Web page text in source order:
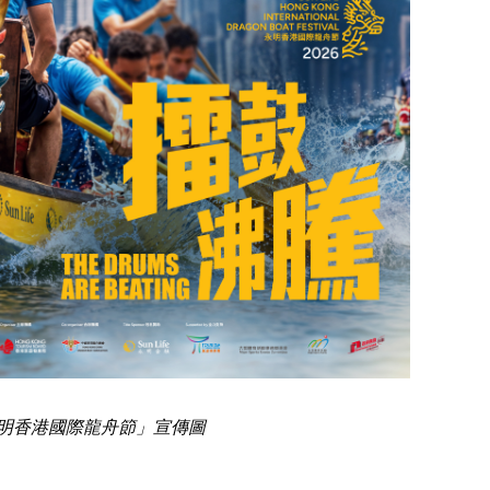
香港國際龍舟節」宣傳圖